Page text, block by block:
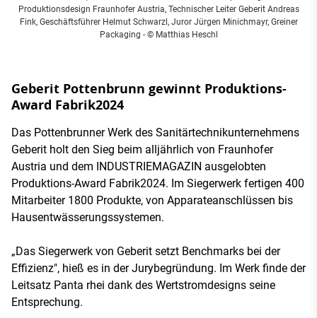
Produktionsdesign Fraunhofer Austria, Technischer Leiter Geberit Andreas
Fink, Geschäftsführer Helmut Schwarzl, Juror Jürgen Minichmayr, Greiner
Packaging - © Matthias Heschl
Geberit Pottenbrunn gewinnt Produktions-
Award Fabrik2024
Das Pottenbrunner Werk des Sanitärtechnikunternehmens
Geberit holt den Sieg beim alljährlich von Fraunhofer
Austria und dem INDUSTRIEMAGAZIN ausgelobten
Produktions-Award Fabrik2024. Im Siegerwerk fertigen 400
Mitarbeiter 1800 Produkte, von Apparateanschlüssen bis
Hausentwässerungssystemen.
„Das Siegerwerk von Geberit setzt Benchmarks bei der
Effizienz", hieß es in der Jurybegründung. Im Werk finde der
Leitsatz Panta rhei dank des Wertstromdesigns seine
Entsprechung.